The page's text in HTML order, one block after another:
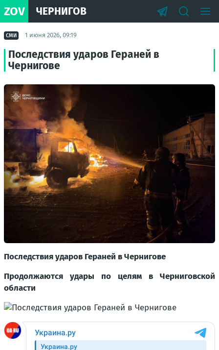
ZOV ЧЕРНИГОВ
СМИ 1 июня 2026, 09:19
Последствия ударов Гераней в
Чернигове
Последствия ударов Гераней в Чернигове
Продолжаются удары по целям в Черниговской
области